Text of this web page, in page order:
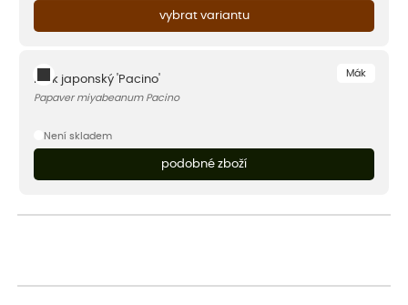
vybrat variantu
Mák
Mák japonský 'Pacino'
Papaver miyabeanum Pacino
Není skladem
podobné zboží